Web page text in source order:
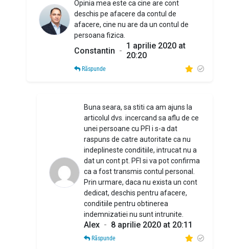
Opinia mea este ca cine are cont
deschis pe afacere da contul de
afacere, cine nu are da un contul de
persoana fizica.
Constantin - 1 aprilie 2020 at
20:20
Răspunde
Buna seara, sa stiti ca am ajuns la
articolul dvs. incercand sa aflu de ce
unei persoane cu PFI i s-a dat
raspuns de catre autoritate ca nu
indeplineste conditiile, intrucat nu a
dat un cont pt. PFI si va pot confirma
ca a fost transmis contul personal.
Prin urmare, daca nu exista un cont
dedicat, deschis pentru afacere,
conditiile pentru obtinerea
indemnizatiei nu sunt intrunite.
Alex - 8 aprilie 2020 at 20:11
Răspunde